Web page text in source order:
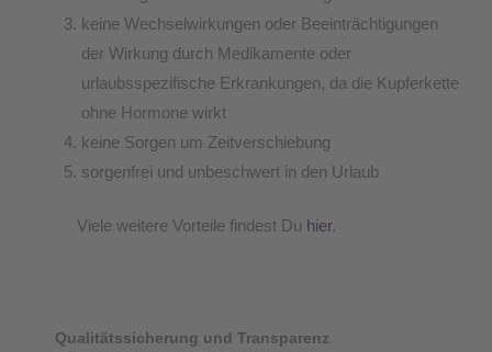
keine Wechselwirkungen oder Beeinträchtigungen
der Wirkung durch Medikamente oder
urlaubsspezifische Erkrankungen, da die Kupferkette
ohne Hormone wirkt
keine Sorgen um Zeitverschiebung
sorgenfrei und unbeschwert in den Urlaub
Viele weitere Vorteile findest Du hier.
Qualitätssicherung und Transparenz